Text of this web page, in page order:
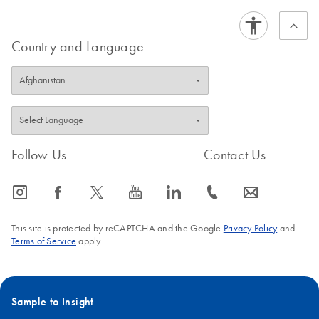
Country and Language
Follow Us
icon_0065_instagram-s icon_0064_facebook-s icon_0340_cc_gen_x-s icon_0077_youtube-s icon_0066_linkedin-s
Contact Us
icon_0072_phone-s icon_0063_envelope-s
This site is protected by reCAPTCHA and the Google Privacy Policyand
Terms of Service apply.
Sample to Insight